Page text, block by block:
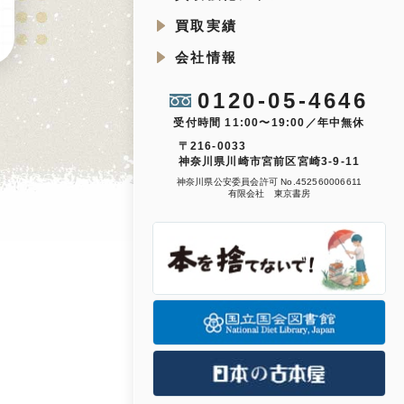
買取実績
会社情報
0120-05-4646
受付時間 11:00〜19:00／年中無休
〒216-0033
神奈川県川崎市宮前区宮崎3-9-11
神奈川県公安委員会許可 No.452560006611
有限会社 東京書房